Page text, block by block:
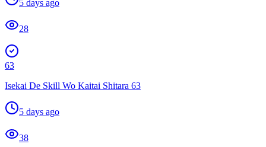
5 days ago
28
63
Isekai De Skill Wo Kaitai Shitara 63
5 days ago
38